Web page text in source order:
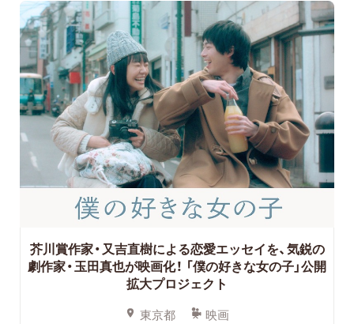
芥川賞作家・又吉直樹による恋愛エッセイを、気鋭の
劇作家・玉田真也が映画化！ 「僕の好きな女の子」公開
拡大プロジェクト
東京都 映画